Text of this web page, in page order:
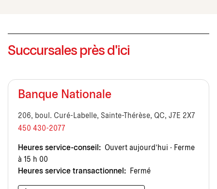
Succursales près d'ici
Banque Nationale
206, boul. Curé-Labelle, Sainte-Thérèse, QC, J7E 2X7
450 430-2077
Heures service-conseil: Ouvert aujourd’hui · Ferme
à 15 h 00
Heures service transactionnel:
Fermé